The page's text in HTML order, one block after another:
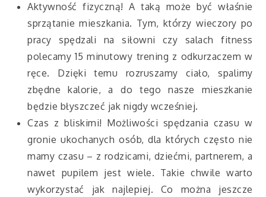
Aktywność fizyczną! A taką może być właśnie
sprzątanie mieszkania. Tym, którzy wieczory po
pracy spędzali na siłowni czy salach fitness
polecamy 15 minutowy trening z odkurzaczem w
ręce. Dzięki temu rozruszamy ciało, spalimy
zbędne kalorie, a do tego nasze mieszkanie
będzie błyszczeć jak nigdy wcześniej.
Czas z bliskimi! Możliwości spędzania czasu w
gronie ukochanych osób, dla których często nie
mamy czasu – z rodzicami, dziećmi, partnerem, a
nawet pupilem jest wiele. Takie chwile warto
wykorzystać jak najlepiej. Co można jeszcze